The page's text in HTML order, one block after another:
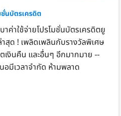
ชั่นบัตรเครดิต
าค่าใช้จ่ายโปรโมชั่นบัตรเครดิตยู
าสุด ! เพลิดเพลินกับรางวัลพิเศษ
เงินคืน และอื่นๆ อีกมากมาย --
อมีเวลาจำกัด ห้ามพลาด